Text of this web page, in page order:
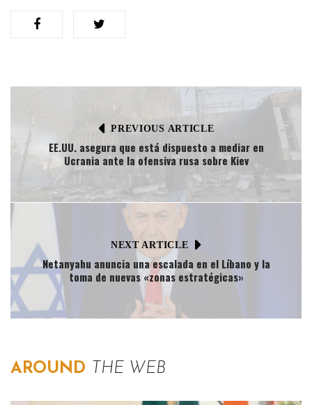
PREVIOUS ARTICLE
EE.UU. asegura que está dispuesto a mediar en
Ucrania ante la ofensiva rusa sobre Kiev
NEXT ARTICLE
Netanyahu anuncia una escalada en el Líbano y la
toma de nuevas «zonas estratégicas»
AROUND THE WEB